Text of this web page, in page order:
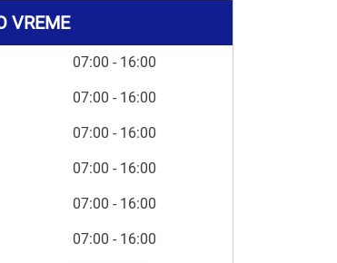
VREME
07:00 - 16:00
07:00 - 16:00
07:00 - 16:00
07:00 - 16:00
07:00 - 16:00
07:00 - 16:00